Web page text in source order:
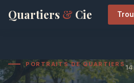
Quartiers & Cie
PORTRAITS DE QUARTIERS